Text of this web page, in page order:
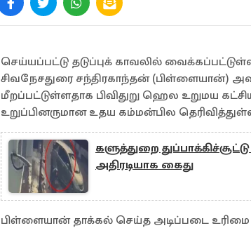
செய்யப்பட்டு தடுப்புக் காவலில்
சிவநேசதுரை சந்திரகாந்தன் (பிள்ளையான்)
மீறப்பட்டுள்ளதாக பிவிதுறு ஹெல உறுமய
உறுப்பினருமான உதய கம்மன்பில
களுத்துறை
அதிரடியாக கைது
பிள்ளையான் தாக்கல் செய்த அடிப்படை உரிமை